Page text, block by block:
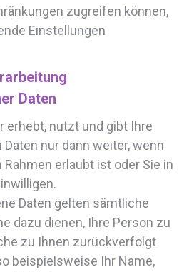
zugreifen können,
Einstellungen
Daten
erhebt, nutzt und gibt Ihre
nur dann weiter, wenn
erlaubt ist oder Sie in
Daten gelten sämtliche
dazu dienen, Ihre Person zu
zu Ihnen zurückverfolgt
beispielsweise Ihr Name,